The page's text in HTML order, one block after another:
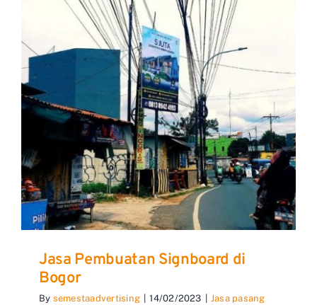
Jasa Pembuatan Signboard di
Bogor
By semestaadvertising 14/02/2023
Jasa pasang